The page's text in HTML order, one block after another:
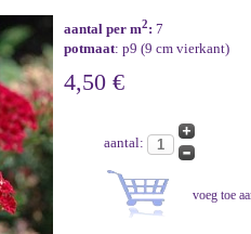
aantal per m2: 7
potmaat: p9 (9 cm vierkant)
4,50 €
aantal: